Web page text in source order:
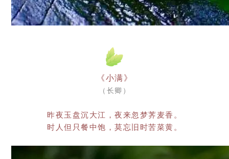
《小满》
（长卿）
昨夜玉盘沉大江，夜来忽梦荠麦香。
时人但只餐中饱，莫忘旧时苦菜黄。